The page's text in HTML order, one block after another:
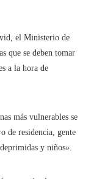
el Ministerio de
que se deben tomar
a la hora de
más vulnerables se
de residencia, gente
y niños».